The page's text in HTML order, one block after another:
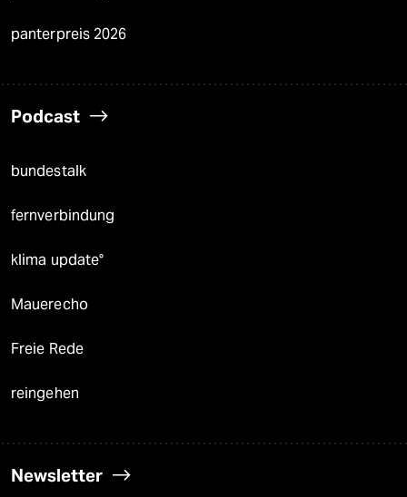
panterpreis 2026
Podcast
bundestalk
fernverbindung
klima update°
Mauerecho
Freie Rede
reingehen
Newsletter